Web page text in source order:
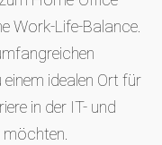
Work-Life-Balance.
idealen Ort für
in der IT- und